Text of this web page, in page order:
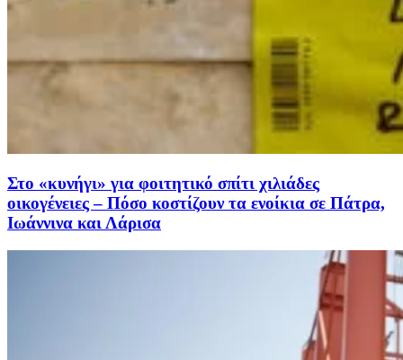
Στο «κυνήγι» για φοιτητικό σπίτι χιλιάδες
οικογένειες – Πόσο κοστίζουν τα ενοίκια σε Πάτρα,
Ιωάννινα και Λάρισα